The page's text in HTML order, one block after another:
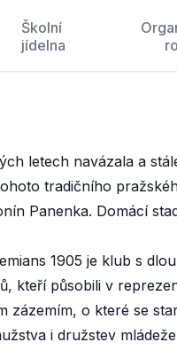
Školní
jídelna
letech navázala a
tradičního
Panenka. Domácí
1905 je klub s
kteří působili v
zázemím, o které se
i družstev